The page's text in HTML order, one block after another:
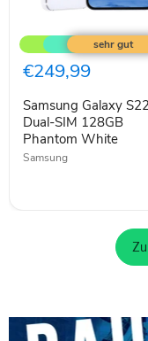
Galaxy
S22
5G
Dual-
128GB
Phantom
White
€249,99
Samsung Galaxy
Dual-SIM 128GB
Phantom White
Samsung